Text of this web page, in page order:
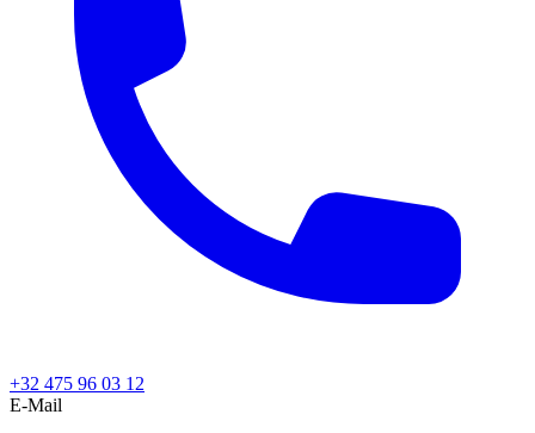
+32 475 96 03 12
E-Mail